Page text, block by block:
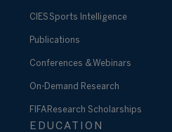
CIES Sports Intelligence
Publications
Conferences & Webinars
On-Demand Research
FIFA Research Scholarships
EDUCATION